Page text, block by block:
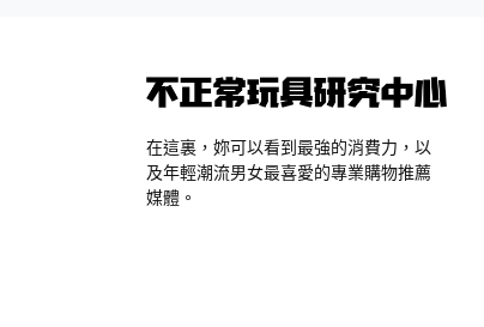
在這裏，妳可以看到最強的消費力，以
及年輕潮流男女最喜愛的專業購物推薦
媒體。